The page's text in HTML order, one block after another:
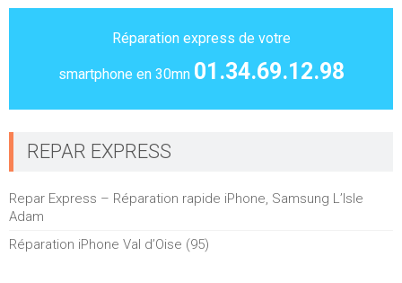
Réparation express de votre
smartphone en 30mn 01.34.69.12.98
REPAR EXPRESS
Repar Express – Réparation rapide iPhone, Samsung L’Isle
Adam
Réparation iPhone Val d’Oise (95)